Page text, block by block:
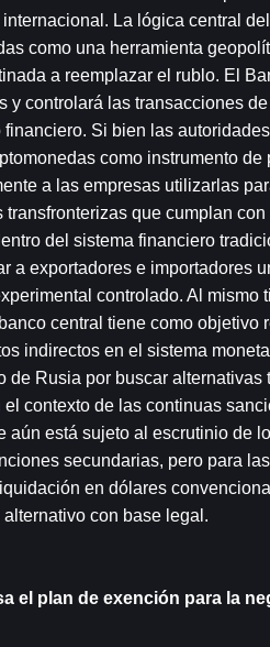
La lógica central
como una herramienta
a reemplazar el rublo. El
y controlará las transacciones
Si bien las
como instrumento de
a las empresas utilizarlas
que cumplan
del sistema financiero
a exportadores e importadores
controlado. Al mismo
central tiene como objetivo
indirectos en el sistema
de Rusia por buscar
contexto de las continuas
aún está sujeto al escrutinio de
secundarias, pero para
en dólares
con base legal.
el plan de exención para la